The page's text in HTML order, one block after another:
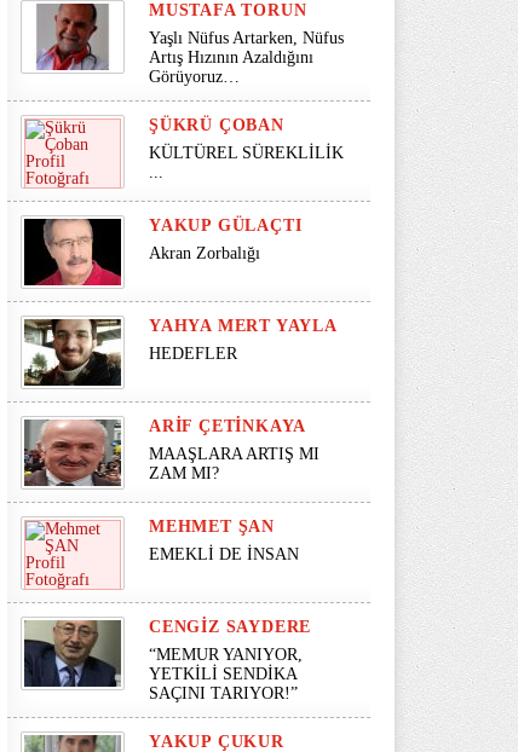
MUSTAFA TORUN
Yaşlı Nüfus Artarken, Nüfus
Artış Hızının Azaldığını
Görüyoruz…
ŞÜKRÜ ÇOBAN
KÜLTÜREL SÜREKLİLİK
...
YAKUP GÜLAÇTI
Akran Zorbalığı
YAHYA MERT YAYLA
HEDEFLER
ARIF ÇETINKAYA
MAAŞLARA ARTIŞ MI
ZAM MI?
MEHMET ŞAN
EMEKLİ DE İNSAN
CENGIZ SAYDERE
“MEMUR YANIYOR,
YETKİLİ SENDİKA
SAÇINI TARIYOR!”
YAKUP ÇUKUR